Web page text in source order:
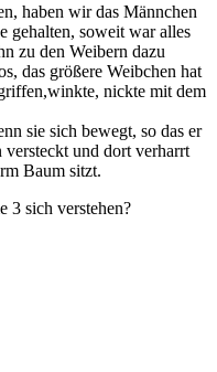
haben wir das Männchen
gehalten, soweit war alles
zu den Weibern dazu
das größere Weibchen hat
nickte mit dem
sie sich bewegt, so das er
versteckt und dort verharrt
Baum sitzt.
3 sich verstehen?